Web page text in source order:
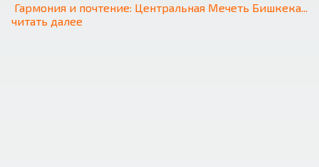
Гармония и почтение: Центральная Мечеть Бишкека
читать далее